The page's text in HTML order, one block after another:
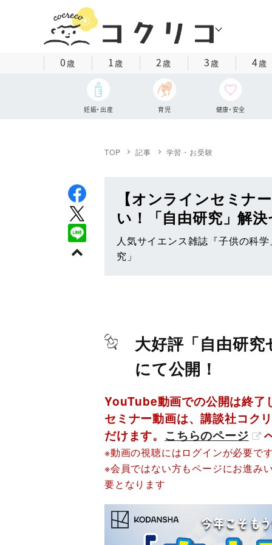
0歳 1歳 2歳 3歳 4歳
妊娠・出産 育児 健康・安全
TOP 記事 学習・お受験
【オンラインセミナ
い！「自由研究」解
人気サイエンス雑誌『子供の科
究」
大好評「自由研
にて公開！
YouTube動画での公開は終了
セミナー動画は、講談社コク
だけます。 こちらのページ
※動画の視聴にはログインが必要で
※会員ではない方もページにお進み
要となります